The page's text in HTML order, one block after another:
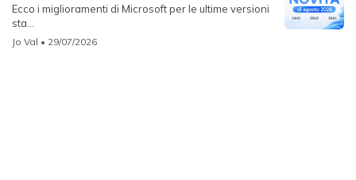
Ecco i miglioramenti di Microsoft per le ultime versioni
sta...
Jo Val • 29/07/2026